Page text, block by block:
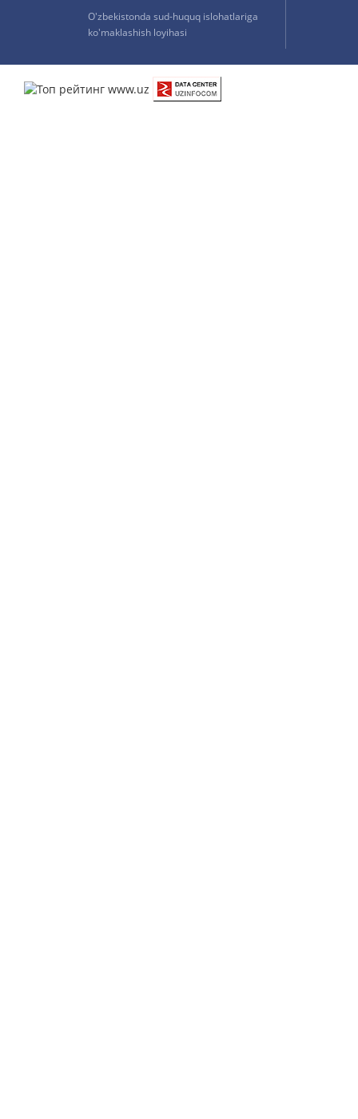
O'zbekistonda sud-huquq islohatlariga
ko'maklashish loyihasi